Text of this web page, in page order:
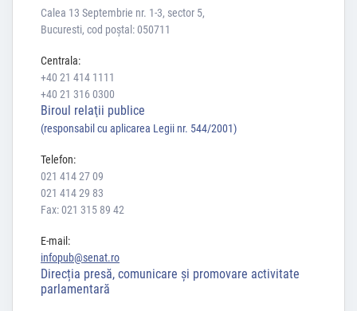
Calea 13 Septembrie nr. 1-3, sector 5,
Bucuresti, cod poștal: 050711
Centrala:
+40 21 414 1111
+40 21 316 0300
Biroul relaţii publice
(responsabil cu aplicarea Legii nr. 544/2001)
Telefon:
021 414 27 09
021 414 29 83
Fax: 021 315 89 42
E-mail:
infopub@senat.ro
Direcția presă, comunicare și promovare activitate
parlamentară